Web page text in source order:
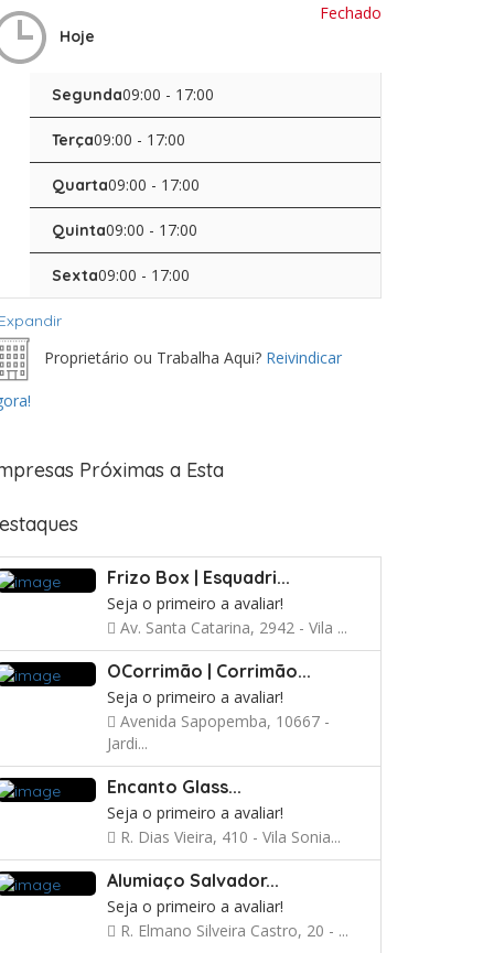
Hoje
Fechado
Segunda09:00 - 17:00
Terça09:00 - 17:00
Quarta09:00 - 17:00
Quinta09:00 - 17:00
Sexta09:00 - 17:00
Proprietário ou Trabalha Aqui? Reivindicar
Próximas a Esta
Frizo Box | Esquadri...
Seja o primeiro a avaliar!
Av. Santa Catarina, 2942 - Vila ...
OCorrimão | Corrimão...
Seja o primeiro a avaliar!
Avenida Sapopemba, 10667 -
Jardi...
Encanto Glass...
Seja o primeiro a avaliar!
R. Dias Vieira, 410 - Vila Sonia...
Alumiaço Salvador...
Seja o primeiro a avaliar!
R. Elmano Silveira Castro, 20 - ...